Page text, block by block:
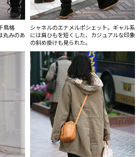
鳥格
丸みのあ
シャネルのエナメルポシェット。ギャル系
には肩ひもを短くした、カジュアルな印象
の斜め掛けも見られた。